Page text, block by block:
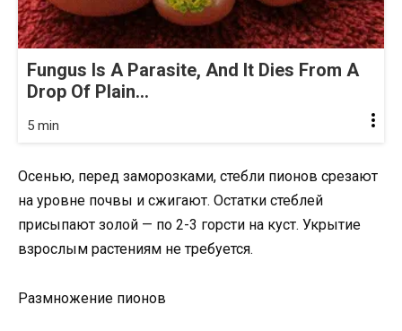
Fungus Is A Parasite, And It Dies From A
Drop Of Plain...
5 min
Осенью, перед заморозками, стебли пионов срезают
на уровне почвы и сжигают. Остатки стеблей
присыпают золой — по 2-3 горсти на куст. Укрытие
взрослым растениям не требуется.
Размножение пионов